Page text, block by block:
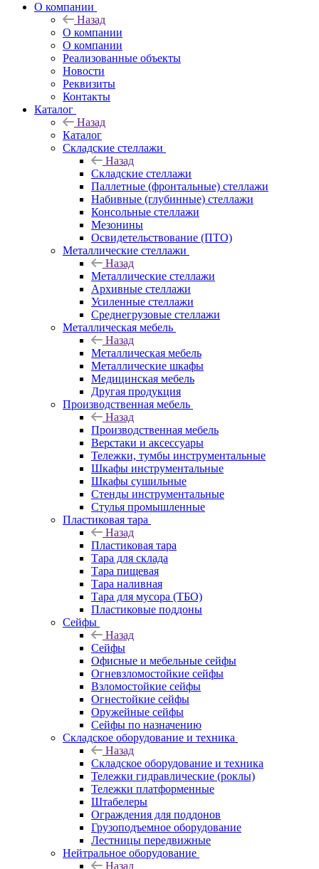
О компании
Назад
О компании
О компании
Реализованные объекты
Новости
Реквизиты
Контакты
Каталог
Назад
Каталог
Складские стеллажи
Назад
Складские стеллажи
Паллетные (фронтальные) стеллажи
Набивные (глубинные) стеллажи
Консольные стеллажи
Мезонины
Освидетельствование (ПТО)
Металлические стеллажи
Назад
Металлические стеллажи
Архивные стеллажи
Усиленные стеллажи
Среднегрузовые стеллажи
Металлическая мебель
Назад
Металлическая мебель
Металлические шкафы
Медицинская мебель
Другая продукция
Производственная мебель
Назад
Производственная мебель
Верстаки и аксессуары
Тележки, тумбы инструментальные
Шкафы инструментальные
Шкафы сушильные
Стенды инструментальные
Cтулья промышленные
Пластиковая тара
Назад
Пластиковая тара
Тара для склада
Тара пищевая
Тара наливная
Тара для мусора (ТБО)
Пластиковые поддоны
Сейфы
Назад
Сейфы
Офисные и мебельные сейфы
Огневзломостойкие сейфы
Взломостойкие сейфы
Огнестойкие сейфы
Оружейные сейфы
Сейфы по назначению
Складское оборудование и техника
Назад
Складское оборудование и техника
Тележки гидравлические (роклы)
Тележки платформенные
Штабелеры
Ограждения для поддонов
Грузоподъемное оборудование
Лестницы передвижные
Нейтральное оборудование
Назад